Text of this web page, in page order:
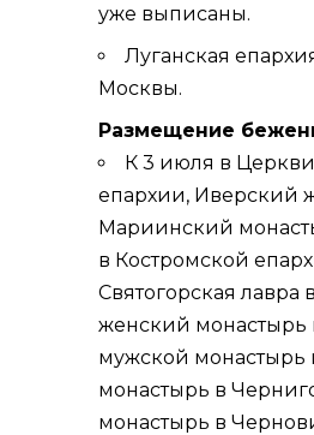
уже выписаны.
Луганская
Москвы.
Размещение
К 3 июля в
епархии, Иверский
Мариинский
в Костромской
Святогорская лавра
женский монастырь
мужской монастырь
монастырь в
монастырь в